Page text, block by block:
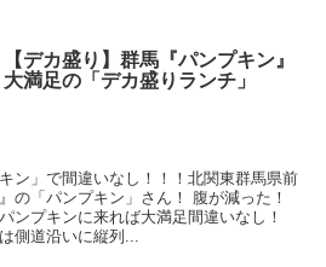
【デカ盛り】群馬『パンプキン』
大満足の「デカ盛りランチ」
ン」で間違いなし！！！北関東群馬県前
の「パンプキン」さん！ 腹が減った！
ンプキンに来れば大満足間違いなし！
側道沿いに縦列...